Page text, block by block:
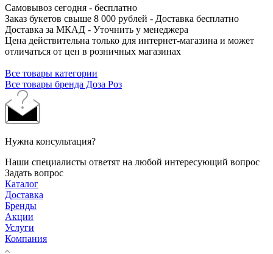
Самовывоз сегодня - бесплатно
Заказ букетов свыше 8 000 рублей - Доставка бесплатно
Доставка за МКАД - Уточнить у менеджера
Цена действительна только для интернет-магазина и может
отличаться от цен в розничных магазинах
Все товары категории
Все товары бренда Доза Роз
Нужна консультация?
Наши специалисты ответят на любой интересующий вопрос
Задать вопрос
Каталог
Доставка
Бренды
Акции
Услуги
Компания